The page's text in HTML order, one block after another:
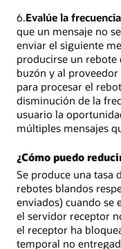
6.Evalúe la
que un mensaje no
enviar el siguiente
producirse un
buzón y al
para procesar el
disminución de la
usuario la
múltiples mensajes
¿Cómo puedo
Se produce una tasa
rebotes blandos
enviados) cuando se
el servidor receptor
el receptor ha
temporal no